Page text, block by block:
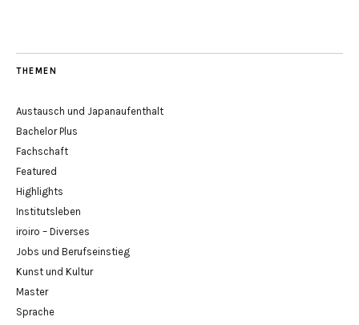
THEMEN
Austausch und Japanaufenthalt
Bachelor Plus
Fachschaft
Featured
Highlights
Institutsleben
iroiro – Diverses
Jobs und Berufseinstieg
Kunst und Kultur
Master
Sprache